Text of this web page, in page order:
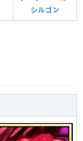
シルゴン